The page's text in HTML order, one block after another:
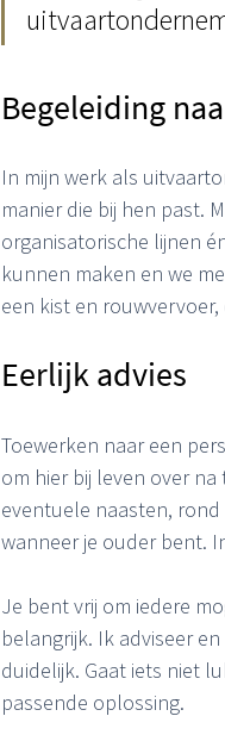
Begeleiding
In mijn werk als
manier die bij hen past.
organisatorische lijnen
kunnen maken en we
een kist en
Eerlijk advies
Toewerken naar een
om hier bij leven over
eventuele naasten,
wanneer je ouder bent.
Je bent vrij om iedere
belangrijk. Ik adviseer
duidelijk. Gaat iets niet
passende oplossing.